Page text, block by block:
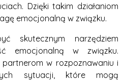
Dzięki takim działaniom
emocjonalną w związku.
skutecznym narzędziem
emocjonalną w związku.
w rozpoznawaniu i
sytuacji, które mogą